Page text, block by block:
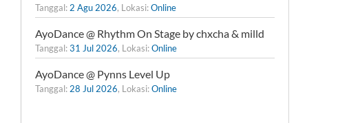
Tanggal: 2 Agu 2026, Lokasi:Online
AyoDance @ Rhythm On Stage by chxcha & milld
Tanggal:31 Jul 2026, Lokasi:Online
AyoDance @ Pynns Level Up
Tanggal: 28 Jul 2026, Lokasi:Online